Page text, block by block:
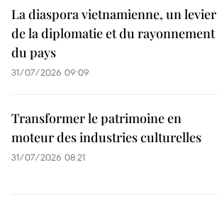
La diaspora vietnamienne, un levier
de la diplomatie et du rayonnement
du pays
31/07/2026 09:09
Transformer le patrimoine en
moteur des industries culturelles
31/07/2026 08:21